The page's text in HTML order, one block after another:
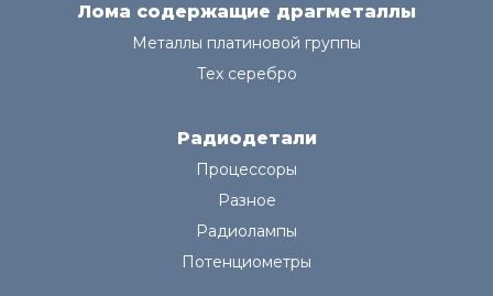
Лома содержащие драгметаллы
Металлы платиновой группы
Тех серебро
Радиодетали
Процессоры
Разное
Радиолампы
Потенциометры